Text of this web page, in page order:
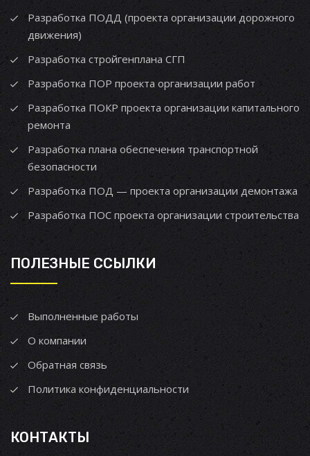
Разработка ПОДД (проекта организации дорожного
движения)
Разработка стройгенплана СГП
Разработка ПОР проекта организации работ
Разработка ПОКР проекта организации капитального
ремонта
Разработка плана обеспечения транспортной
безопасности
Разработка ПОД — проекта организации демонтажа
Разработка ПОС проекта организации строительства
ПОЛЕЗНЫЕ ССЫЛКИ
Выполненные работы
О компании
Обратная связь
Политика конфиденциальности
КОНТАКТЫ